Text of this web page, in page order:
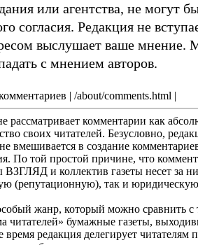
или агентства, не могут
согласия. Редакция не
выслушает ваше мнение.
с мнением авторов.
| /about/comments.html |
рассматривает комментарии как
своих читателей. Безусловно,
вмешивается в создание
По той простой причине, что
ВЗГЛЯД и коллектив газеты несет за
(репутационную), так и
жанр, который можно сравнить с
читателей» бумажные газеты,
редакция делегирует читателям